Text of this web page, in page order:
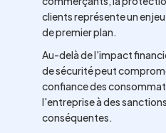
clients représente un
de premier plan.
Au-delà de l'impact
de sécurité peut
confiance des
l'entreprise à des
conséquentes.